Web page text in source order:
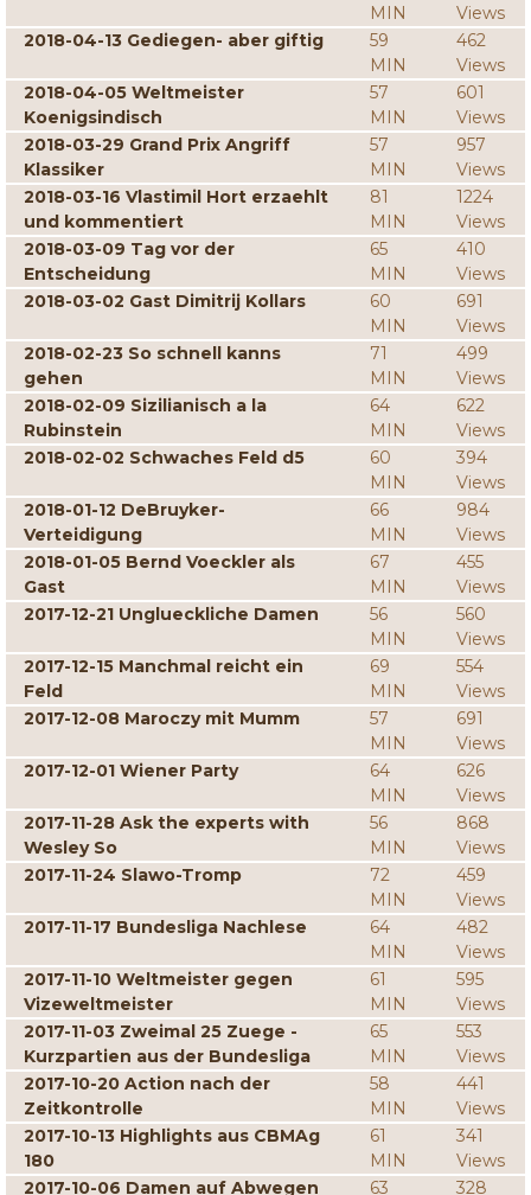
MIN
Views
2018-04-13 Gediegen- aber giftig
59
MIN
462
Views
2018-04-05 Weltmeister
Koenigsindisch
57
MIN
601
Views
2018-03-29 Grand Prix Angriff
Klassiker
57
MIN
957
Views
2018-03-16 Vlastimil Hort erzaehlt
und kommentiert
81
MIN
1224
Views
2018-03-09 Tag vor der
Entscheidung
65
MIN
410
Views
2018-03-02 Gast Dimitrij Kollars
60
MIN
691
Views
2018-02-23 So schnell kanns
gehen
71
MIN
499
Views
2018-02-09 Sizilianisch a la
Rubinstein
64
MIN
622
Views
2018-02-02 Schwaches Feld d5
60
MIN
394
Views
2018-01-12 DeBruyker-
Verteidigung
66
MIN
984
Views
2018-01-05 Bernd Voeckler als
Gast
67
MIN
455
Views
2017-12-21 Unglueckliche Damen
56
MIN
560
Views
2017-12-15 Manchmal reicht ein
Feld
69
MIN
554
Views
2017-12-08 Maroczy mit Mumm
57
MIN
691
Views
2017-12-01 Wiener Party
64
MIN
626
Views
2017-11-28 Ask the experts with
Wesley So
56
MIN
868
Views
2017-11-24 Slawo-Tromp
72
MIN
459
Views
2017-11-17 Bundesliga Nachlese
64
MIN
482
Views
2017-11-10 Weltmeister gegen
Vizeweltmeister
61
MIN
595
Views
2017-11-03 Zweimal 25 Zuege -
Kurzpartien aus der Bundesliga
65
MIN
553
Views
2017-10-20 Action nach der
Zeitkontrolle
58
MIN
441
Views
2017-10-13 Highlights aus CBMAg
180
61
MIN
341
Views
2017-10-06 Damen auf Abwegen
63 328